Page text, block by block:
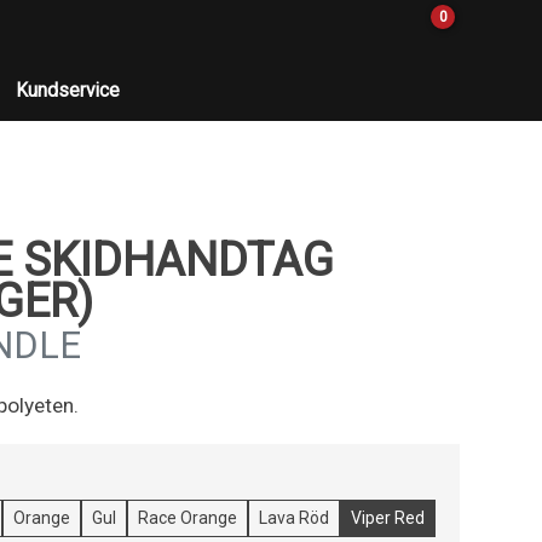
0
Kundservice
SKIDHANDTAG
Orange Gul Race Orange Lava Röd Viper Red